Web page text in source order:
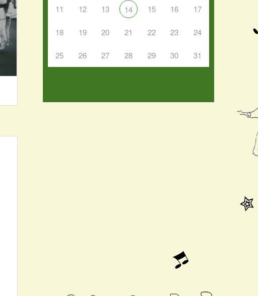
11 12 13 14 15 16 17
18 19 20 21 22 23 24
25 26 27 28 29 30 31